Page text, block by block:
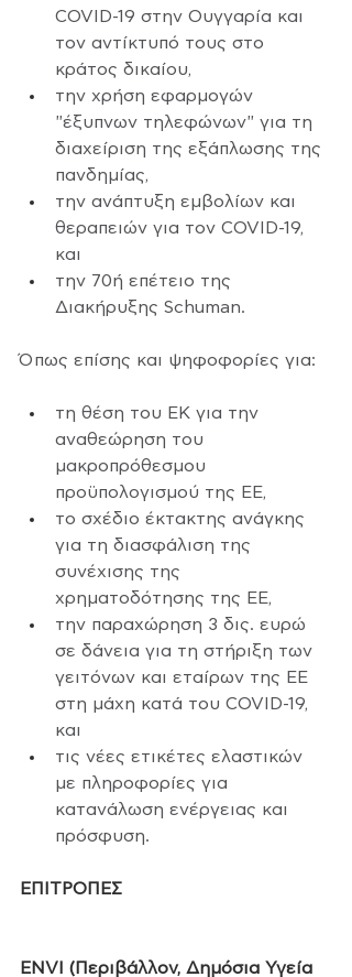
COVID-19 στην Ουγγαρία και
τον αντίκτυπό τους στο
κράτος δικαίου,
την χρήση εφαρμογών
"έξυπνων τηλεφώνων" για τη
διαχείριση της εξάπλωσης της
πανδημίας,
την ανάπτυξη εμβολίων και
θεραπειών για τον COVID-19,
και
την 70ή επέτειο της
Διακήρυξης Schuman.
Όπως επίσης και ψηφοφορίες για:
τη θέση του ΕΚ για την
αναθεώρηση του
μακροπρόθεσμου
προϋπολογισμού της ΕΕ,
το σχέδιο έκτακτης ανάγκης
για τη διασφάλιση της
συνέχισης της
χρηματοδότησης της ΕΕ,
την παραχώρηση 3 δις. ευρώ
σε δάνεια για τη στήριξη των
γειτόνων και εταίρων της ΕΕ
στη μάχη κατά του COVID-19,
και
τις νέες ετικέτες ελαστικών
με πληροφορίες για
κατανάλωση ενέργειας και
πρόσφυση.
ΕΠΙΤΡΟΠΕΣ
ENVI (Περιβάλλον, Δημόσια Υγεία